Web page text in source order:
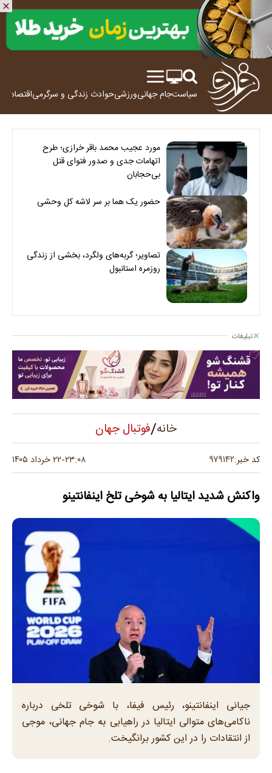
سیاستجام جهانیورزشیحوادث زندگی و سرگرمیاقتصاد
مورد عجیب محمد باقر خرازی؛ طرح
اتهامات جدی و صدور فتوای قتل
بی‌حجابان
حضور یک هما بر سر لاشه‌ کل وحشی
تصاویر؛ گربه‌های ولگرد، بخشی از زندگی
روزمره استانبول
تبلیغات
خانه/فوتبال جهان
کد خبر:۹۷۹۱۴۲ ۲۳:۰۸-۲۲ خرداد ۱۴۰۵
واکنش شدید ایتالیا به شوخی تلخ اینفانتینو
جیانی اینفانتینو، رئیس فیفا، با شوخی تلخی درباره
ناکامی‌های متوالی ایتالیا در راهیابی به جام جهانی، موجی
از انتقادات را در این کشور برانگیخت.